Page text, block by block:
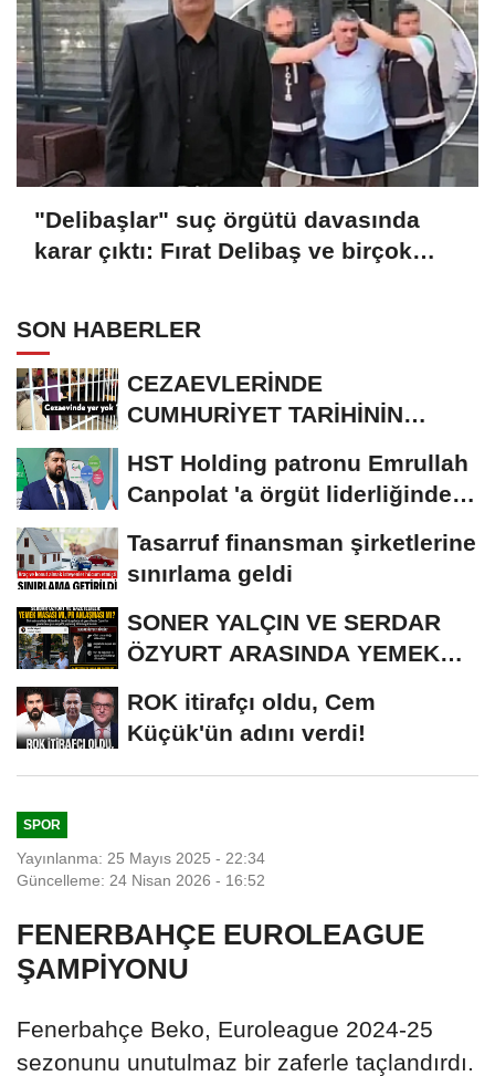
"Delibaşlar" suç örgütü davasında
karar çıktı: Fırat Delibaş ve birçok
SON HABERLER
CEZAEVLERİNDE
CUMHURİYET TARİHİNİN
KİŞİ...
HST Holding patronu Emrullah
Canpolat 'a örgüt liderliğinden
Tasarruf finansman şirketlerine
sınırlama geldi
SONER YALÇIN VE SERDAR
ÖZYURT ARASINDA YEMEK
ROK itirafçı oldu, Cem
Küçük'ün adını verdi!
SPOR
Yayınlanma: 25 Mayıs 2025 - 22:34
Güncelleme: 24 Nisan 2026 - 16:52
FENERBAHÇE EUROLEAGUE
ŞAMPİYONU
Fenerbahçe Beko, Euroleague 2024-25
sezonunu unutulmaz bir zaferle taçlandırdı.